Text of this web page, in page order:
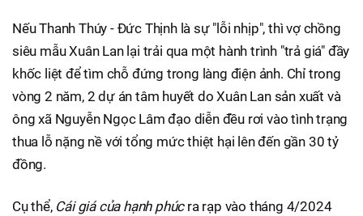
Nếu Thanh Thúy - Đức Thịnh là sự "lỗi nhịp", thì vợ chồng
siêu mẫu Xuân Lan lại trải qua một hành trình "trả giá" đầy
khốc liệt để tìm chỗ đứng trong làng điện ảnh. Chỉ trong
vòng 2 năm, 2 dự án tâm huyết do Xuân Lan sản xuất và
ông xã Nguyễn Ngọc Lâm đạo diễn đều rơi vào tình trạng
thua lỗ nặng nề với tổng mức thiệt hại lên đến gần 30 tỷ
đồng.
Cụ thể, Cái giá của hạnh phúcra rạp vào tháng 4/2024